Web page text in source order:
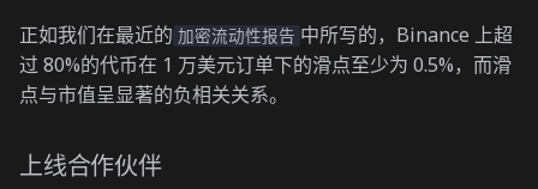
正如我们在最近的 加密流动性报告 中所写的，Binance 上超
过 80%的代币在 1 万美元订单下的滑点至少为 0.5%，而滑
点与市值呈显著的负相关关系。
上线合作伙伴